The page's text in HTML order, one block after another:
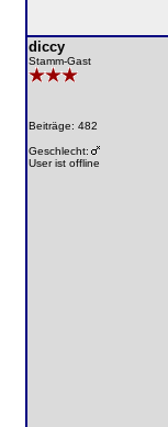
diccy
Stamm-Gast
Beiträge: 482
Geschlecht:
User ist offline